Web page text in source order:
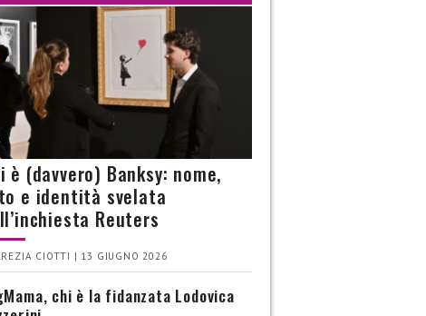
è (davvero) Banksy: nome,
e identità svelata
Reuters
CIOTTI | 13 GIUGNO 2026
chi è la fidanzata Lodovica